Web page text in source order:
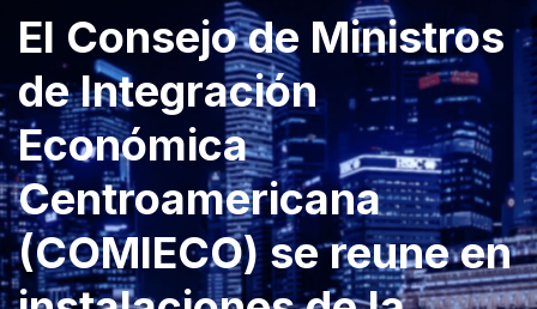
El Consejo de Ministros
de Integración
Económica
Centroamericana
(COMIECO) se reune en